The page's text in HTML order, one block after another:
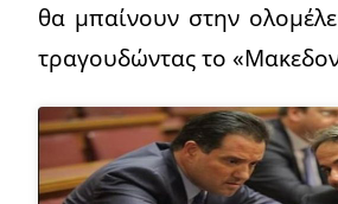
θα μπαίνουν στην
τραγουδώντας το